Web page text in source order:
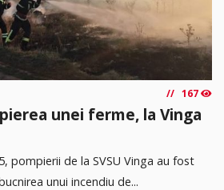
167
unei ferme, la Vinga
pompierii de la SVSU Vinga au fost
unui incendiu de...